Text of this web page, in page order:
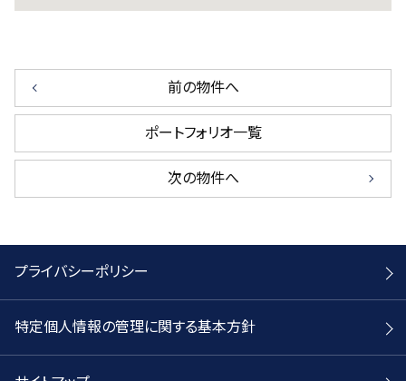
前の物件へ
ポートフォリオ一覧
次の物件へ
プライバシーポリシー
特定個人情報の管理に関する基本方針